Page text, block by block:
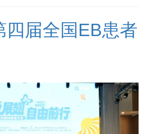
四届全国EB患者